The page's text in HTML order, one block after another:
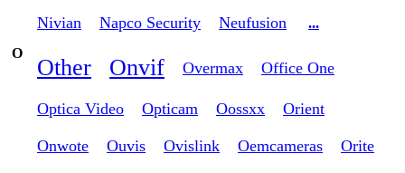
Nivian Napco Security Neufusion
...
O
Other Onvif Overmax Office One
Optica Video Opticam Oossxx Orient
Onwote Ouvis Ovislink Oemcameras Orite